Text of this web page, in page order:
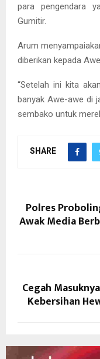
para pengendara
Gumitir.
Arum
diberikan kepada
“Setelah ini kita
banyak Awe-awe di
sembako untuk
SHARE
Polres
Awak Media
Cegah
Kebersihan